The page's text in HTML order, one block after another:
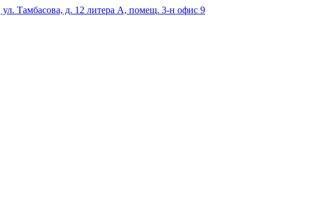
ул. Тамбасова, д. 12 литера А, помещ. 3-н офис 9